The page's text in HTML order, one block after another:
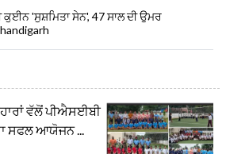
ਕੁਈਨ 'ਸੁਸ਼ਮਿਤਾ ਸੇਨ', 47 ਸਾਲ ਦੀ ਉਮਰ
ਵੱਲੋਂ ਪੀਐਸਈਬੀ
ਸਫਲ ਆਯੋਜਨ ...